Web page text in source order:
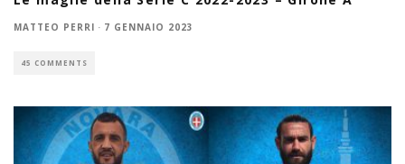
MATTEO PERRI · 7 GENNAIO 2023
45 COMMENTS